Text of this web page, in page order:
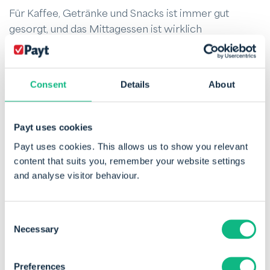
Consent Details About
Payt uses cookies
Payt uses cookies. This allows us to show you relevant
content that suits you, remember your website settings
and analyse visitor behaviour.
Selection
Necessary
Preferences
Für Kaffee, Getränke und Snacks ist immer gut
gesorgt, und das Mittagessen ist wirklich
umfangreich, gelegentlich sogar mit einer warmen
Mahlzeit. Entwickler-Hackdays, Meetups und
großartige Teamausflüge, manchmal sogar ins
Arbeitgebern kaum findet. Darüber hinaus kommen
Alles in allem bin ich daher bei Payt sehr zufrieden!